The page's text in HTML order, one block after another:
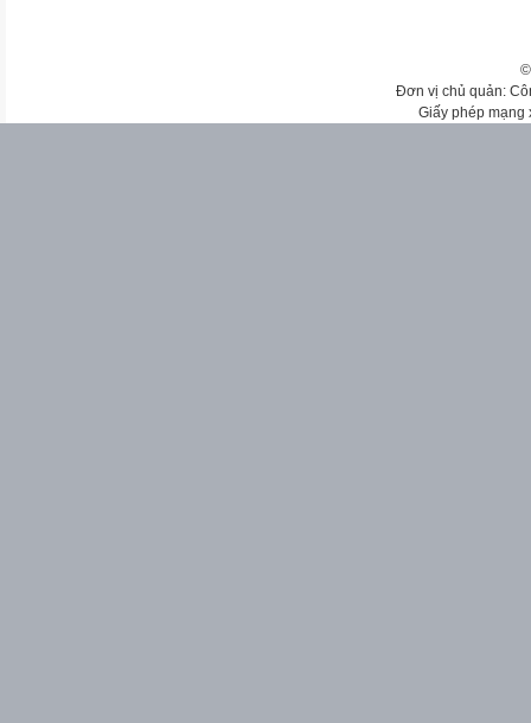
Đơn vị chủ quản:
Giấy phép mạng